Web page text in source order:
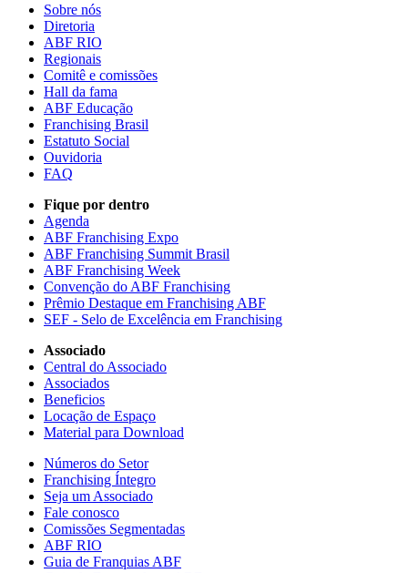
Sobre nós
Diretoria
ABF RIO
Regionais
Comitê e comissões
Hall da fama
ABF Educação
Franchising Brasil
Estatuto Social
Ouvidoria
FAQ
Fique por dentro
Agenda
ABF Franchising Expo
ABF Franchising Summit Brasil
ABF Franchising Week
Convenção do ABF Franchising
Prêmio Destaque em Franchising ABF
SEF - Selo de Excelência em Franchising
Associado
Central do Associado
Associados
Beneficios
Locação de Espaço
Material para Download
Números do Setor
Franchising Íntegro
Seja um Associado
Fale conosco
Comissões Segmentadas
ABF RIO
Guia de Franquias ABF